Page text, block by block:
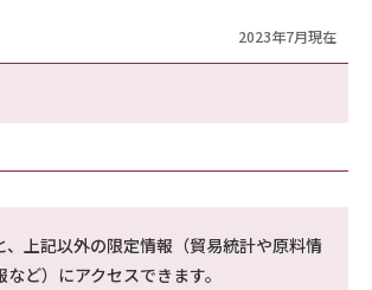
2023年7月現在
、上記以外の限定情報（貿易統計や原料情
など）にアクセスできます。